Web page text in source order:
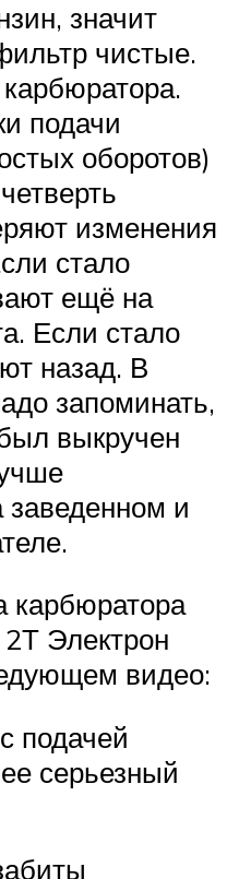
значит
чистые.
подачи
оборотов)
изменения
стало
ещё на
Если стало
назад. В
запоминать,
выкручен
заведенном и
карбюратора
Электрон
видео:
подачей
серьезный